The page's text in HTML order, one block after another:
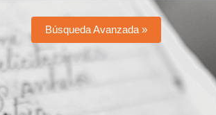
Búsqueda Avanzada »